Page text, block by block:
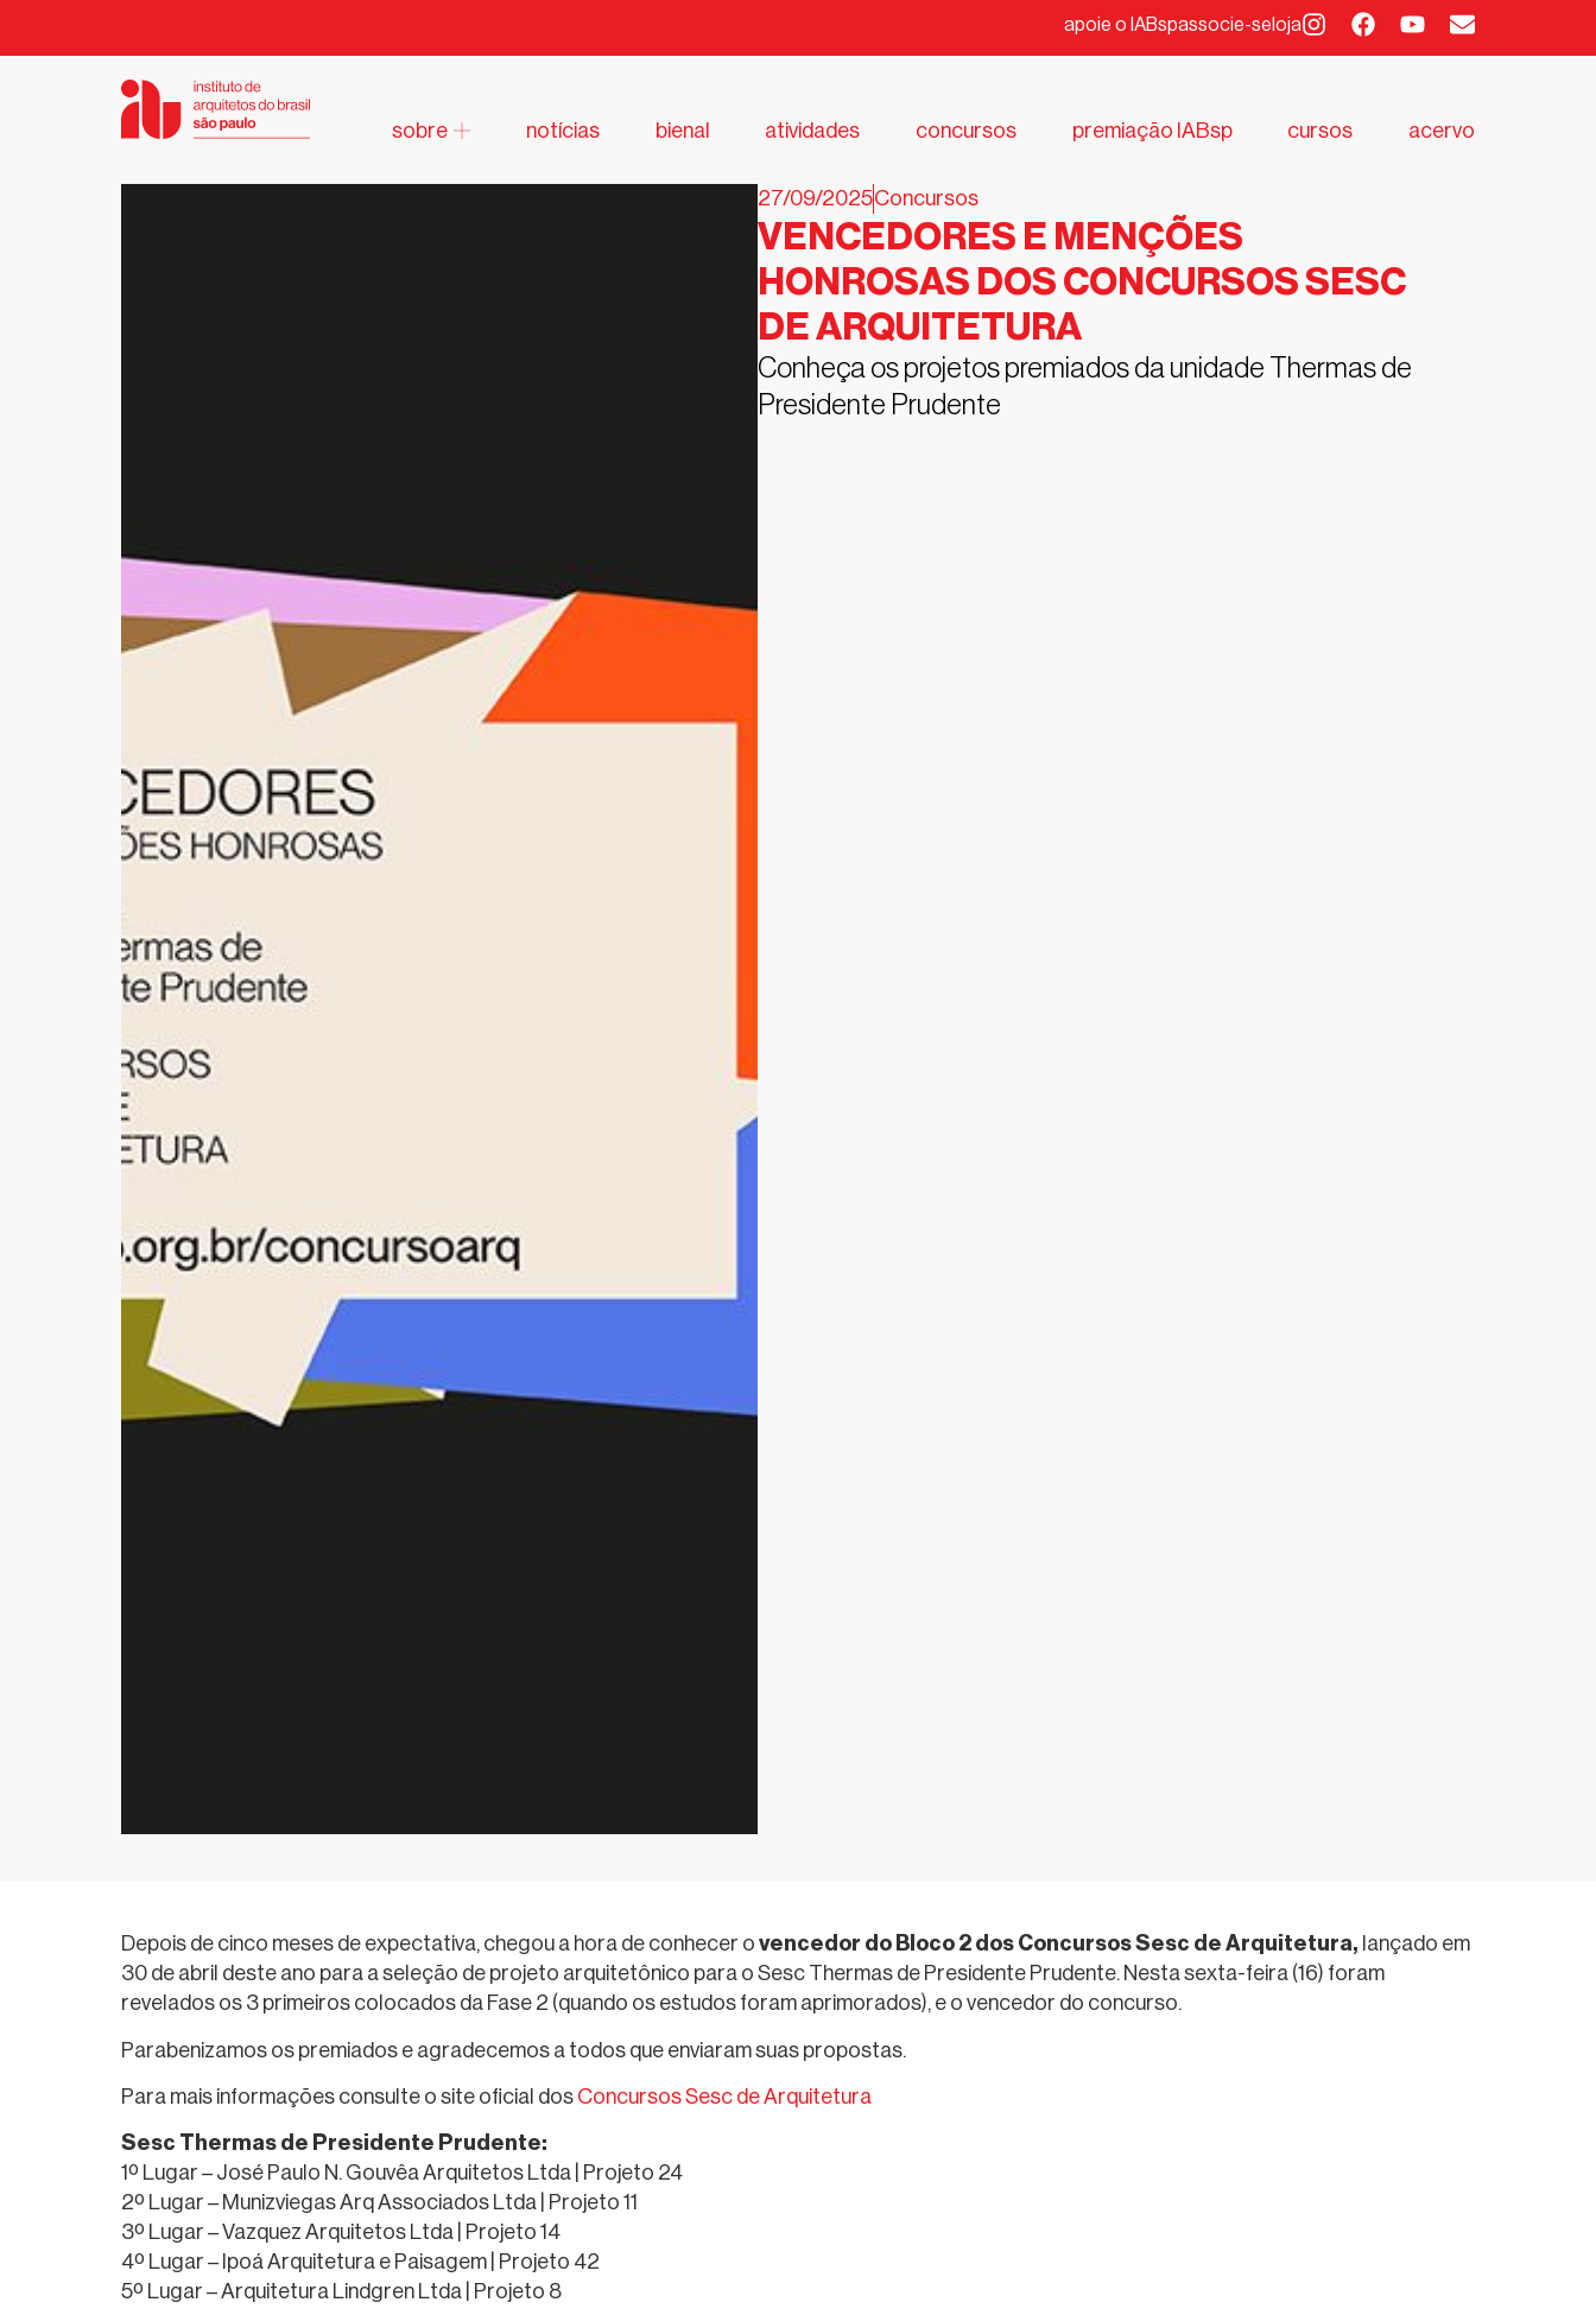
apoie o IABspassocie-seloja
sobre notícias bienal atividades concursos premiação IABsp cursos acervo
27/09/2025Concursos
VENCEDORES E MENÇÕES
HONROSAS DOS CONCURSOS SESC
DE ARQUITETURA
Conheça os projetos premiados da unidade Thermas de
Presidente Prudente
Depois de cinco meses de expectativa, chegou a hora de conhecer o vencedor do Bloco 2 dos Concursos Sesc de Arquitetura, lançado em
30 de abril deste ano para a seleção de projeto arquitetônico para o Sesc Thermas de Presidente Prudente. Nesta sexta-feira (16) foram
revelados os 3 primeiros colocados da Fase 2 (quando os estudos foram aprimorados), e o vencedor do concurso.
Parabenizamos os premiados e agradecemos a todos que enviaram suas propostas.
Para mais informações consulte o site oficial dos Concursos Sesc de Arquitetura
Sesc Thermas de Presidente Prudente:
1º Lugar – José Paulo N. Gouvêa Arquitetos Ltda | Projeto 24
2º Lugar – Munizviegas Arq Associados Ltda | Projeto 11
3º Lugar – Vazquez Arquitetos Ltda | Projeto 14
4º Lugar – Ipoá Arquitetura e Paisagem | Projeto 42
5º Lugar – Arquitetura Lindgren Ltda | Projeto 8